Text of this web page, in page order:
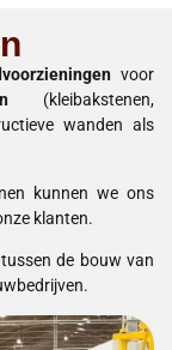
voor
(kleibakstenen,
wanden als
kunnen we ons
klanten.
tussen de bouw van